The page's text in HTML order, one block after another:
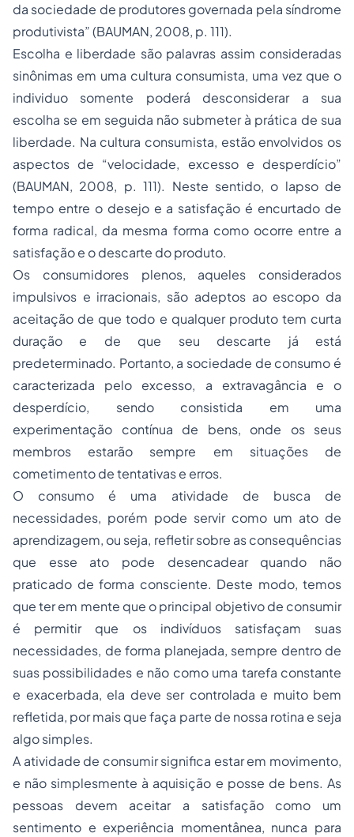
da sociedade de produtores governada pela síndrome
produtivista” (BAUMAN, 2008, p. 111).
Escolha e liberdade são palavras assim consideradas
sinônimas em uma cultura consumista, uma vez que o
individuo somente poderá desconsiderar a sua
escolha se em seguida não submeter à prática de sua
liberdade. Na cultura consumista, estão envolvidos os
aspectos de “velocidade, excesso e desperdício”
(BAUMAN, 2008, p. 111). Neste sentido, o lapso de
tempo entre o desejo e a satisfação é encurtado de
forma radical, da mesma forma como ocorre entre a
satisfação e o descarte do produto.
Os consumidores plenos, aqueles considerados
impulsivos e irracionais, são adeptos ao escopo da
aceitação de que todo e qualquer produto tem curta
duração e de que seu descarte já está
predeterminado. Portanto, a sociedade de consumo é
caracterizada pelo excesso, a extravagância e o
desperdício, sendo consistida em uma
experimentação contínua de bens, onde os seus
membros estarão sempre em situações de
cometimento de tentativas e erros.
O consumo é uma atividade de busca de
necessidades, porém pode servir como um ato de
aprendizagem, ou seja, refletir sobre as consequências
que esse ato pode desencadear quando não
praticado de forma consciente. Deste modo, temos
que ter em mente que o principal objetivo de consumir
é permitir que os indivíduos satisfaçam suas
necessidades, de forma planejada, sempre dentro de
suas possibilidades e não como uma tarefa constante
e exacerbada, ela deve ser controlada e muito bem
refletida, por mais que faça parte de nossa rotina e seja
algo simples.
A atividade de consumir significa estar em movimento,
e não simplesmente à aquisição e posse de bens. As
pessoas devem aceitar a satisfação como um
sentimento e experiência momentânea, nunca para